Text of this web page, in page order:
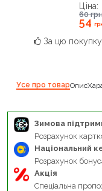
Ціна:
60
54
За цю
Усе про товарОпис
Зимова
Розрахунок
Національний
Розрахунок
Акція
Спеціальна